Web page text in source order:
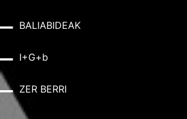
BALIABIDEAK
I+G+b
ZER BERRI